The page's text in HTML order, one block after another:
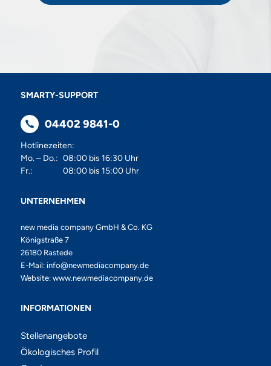
SMARTY-SUPPORT
04402 9841-0
Hotlinezeiten:
Mo. – Do.:
Fr.:
08:00 bis 16:30 Uhr
08:00 bis 15:00 Uhr
UNTERNEHMEN
new media company GmbH & Co. KG
Königstraße 7
26180 Rastede
E-Mail: info@newmediacompany.de
Website: www.newmediacompany.de
INFORMATIONEN
Stellenangebote
Ökologisches Profil